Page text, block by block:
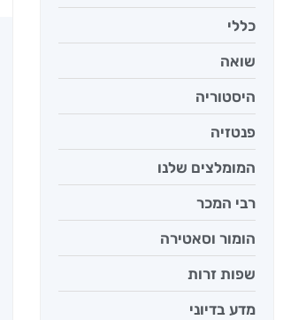
כללי
שואה
היסטוריה
פנטזיה
המומלצים שלנו
רבי המכר
הומור וסאטירה
שפות זרות
מדע בדיוני